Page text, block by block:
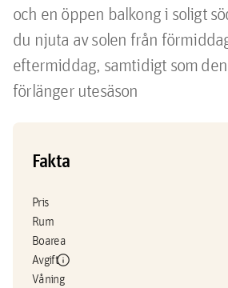
och en öppen balkong i soligt
du njuta av solen från
eftermiddag, samtidigt som
förlänger utesäson
Fakta
Pris
Rum
Boarea
Avgiftinfo
Våning